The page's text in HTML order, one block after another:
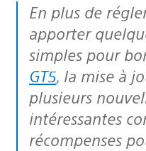
En plus de régler quelques soucis et
apporter
simples pour
GT5, la mise à
plusieurs
intéressantes
récompenses